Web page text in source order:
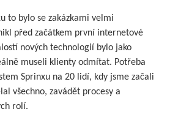
to bylo se zakázkami velmi
před začátkem první internetové
nových technologií bylo jako
museli klienty odmítat. Potřeba
Sprinxu na 20 lidí, kdy jsme začali
všechno, zavádět procesy a
rolí.